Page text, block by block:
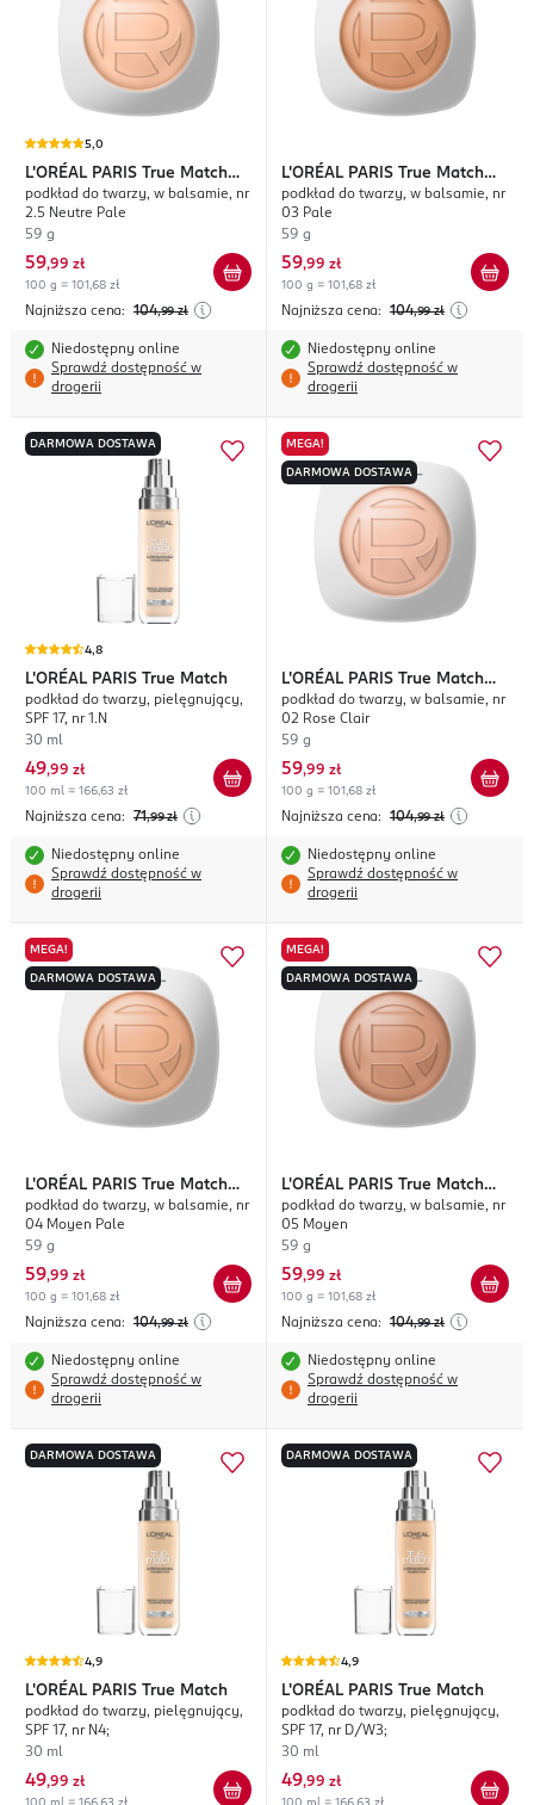
5,0
L'ORÉAL PARIS True Match
Hyaluron Tinted Balm
podkład do twarzy, w balsamie, nr
2.5 Neutre Pale
59 g
59,99 zł
100 g = 101,68 zł
Najniższa cena: 104,99 zł
Niedostępny online
Sprawdź dostępność w
drogerii
L'ORÉAL PARIS True Match
Hyaluron Tinted Balm
podkład do twarzy, w balsamie, nr
03 Pale
59 g
59,99 zł
100 g = 101,68 zł
Najniższa cena: 104,99 zł
Niedostępny online
Sprawdź dostępność w
drogerii
DARMOWA DOSTAWA
4,8
L'ORÉAL PARIS True Match
podkład do twarzy, pielęgnujący,
SPF 17, nr 1.N
30 ml
49,99 zł
100 ml = 166,63 zł
Najniższa cena: 71,99 zł
Niedostępny online
Sprawdź dostępność w
drogerii
MEGA!
DARMOWA DOSTAWA
L'ORÉAL PARIS True Match
Hyaluron Tinted Balm
podkład do twarzy, w balsamie, nr
02 Rose Clair
59 g
59,99 zł
100 g = 101,68 zł
Najniższa cena: 104,99 zł
Niedostępny online
Sprawdź dostępność w
drogerii
MEGA!
DARMOWA DOSTAWA
L'ORÉAL PARIS True Match
Hyaluron Tinted Balm
podkład do twarzy, w balsamie, nr
04 Moyen Pale
59 g
59,99 zł
100 g = 101,68 zł
Najniższa cena: 104,99 zł
Niedostępny online
Sprawdź dostępność w
drogerii
MEGA!
DARMOWA DOSTAWA
L'ORÉAL PARIS True Match
Hyaluron Tinted Balm
podkład do twarzy, w balsamie, nr
05 Moyen
59 g
59,99 zł
100 g = 101,68 zł
Najniższa cena: 104,99 zł
Niedostępny online
Sprawdź dostępność w
drogerii
DARMOWA DOSTAWA
4,9
L'ORÉAL PARIS True Match
podkład do twarzy, pielęgnujący,
SPF 17, nr N4;
30 ml
49,99 zł
100 ml = 166,63 zł
DARMOWA DOSTAWA
4,9
L'ORÉAL PARIS True Match
podkład do twarzy, pielęgnujący,
SPF 17, nr D/W3;
30 ml
49,99 zł
100 ml = 166,63 zł